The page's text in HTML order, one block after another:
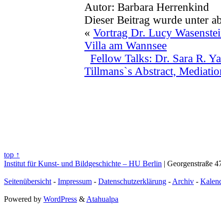
Autor: Barbara Herrenkind
Dieser Beitrag wurde unter
« Vortrag Dr. Lucy
Villa am Wannsee
Fellow Talks: Dr. Sara R.
Tillmans`s Abstract,
top ↑
Institut für Kunst- und Bildgeschichte – HU Berlin | Georgenstraße
Seitenübersicht - Impressum - Datenschutzerklärung - Archiv -
Powered by WordPress & Atahualpa